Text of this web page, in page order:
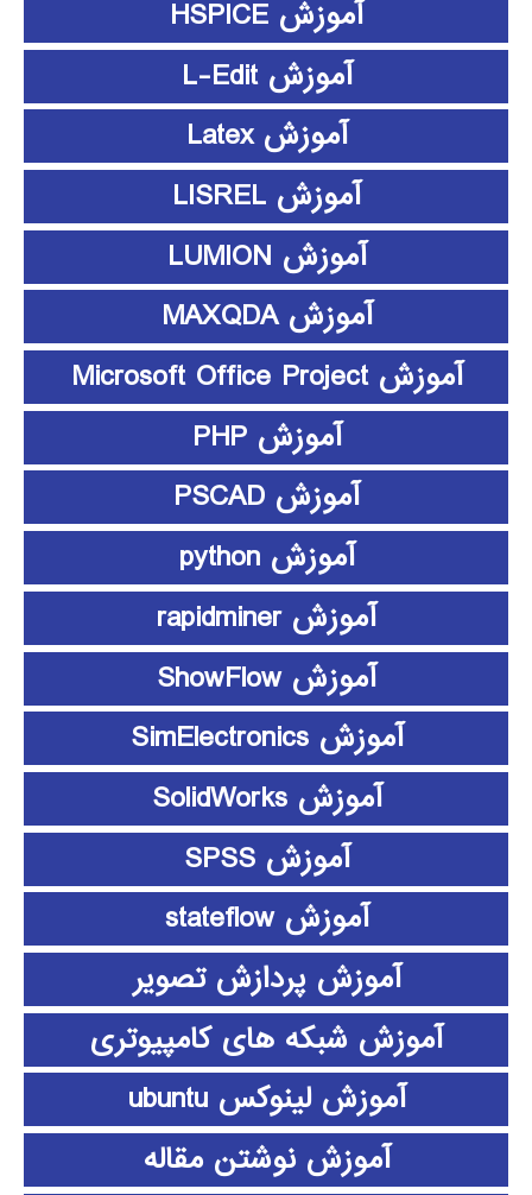
آموزش HSPICE
آموزش L-Edit
آموزش Latex
آموزش LISREL
آموزش LUMION
آموزش MAXQDA
آموزش Microsoft Office Project
آموزش PHP
آموزش PSCAD
آموزش python
آموزش rapidminer
آموزش ShowFlow
آموزش SimElectronics
آموزش SolidWorks
آموزش SPSS
آموزش stateflow
آموزش پردازش تصویر
آموزش شبکه های کامپیوتری
آموزش لینوکس ubuntu
آموزش نوشتن مقاله